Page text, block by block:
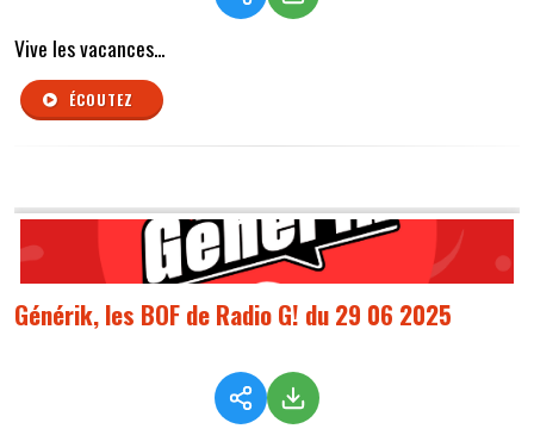
Vive les vacances...
ÉCOUTEZ
Générik, les BOF de Radio G! du 29 06 2025